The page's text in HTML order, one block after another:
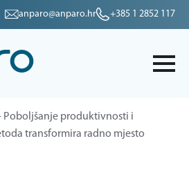
anparo@anparo.hr +385 1 2852 117
Poboljšanje produktivnosti i
transformira radno mjesto